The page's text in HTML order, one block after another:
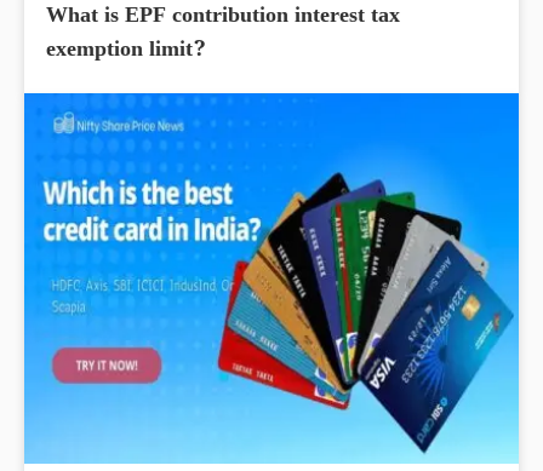
What is EPF contribution interest tax
exemption limit?